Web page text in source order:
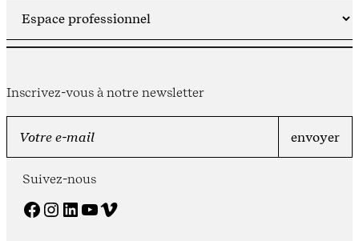
Inscrivez-vous à notre newsletter
Suivez-nous
Facebook Instagram LinkedIn YouTube Vimeo